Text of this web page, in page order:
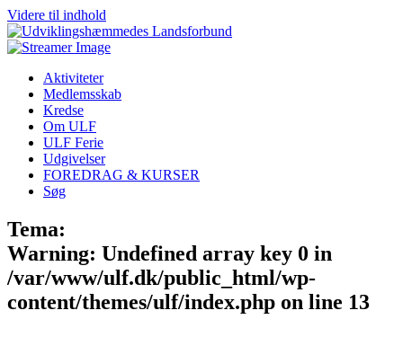
Videre til indhold
Aktiviteter
Medlemsskab
Kredse
Om ULF
ULF Ferie
Udgivelser
FOREDRAG & KURSER
Søg
Tema:
Warning: Undefined array key 0 in
/var/www/ulf.dk/public_html/wp-
content/themes/ulf/index.php on line 13